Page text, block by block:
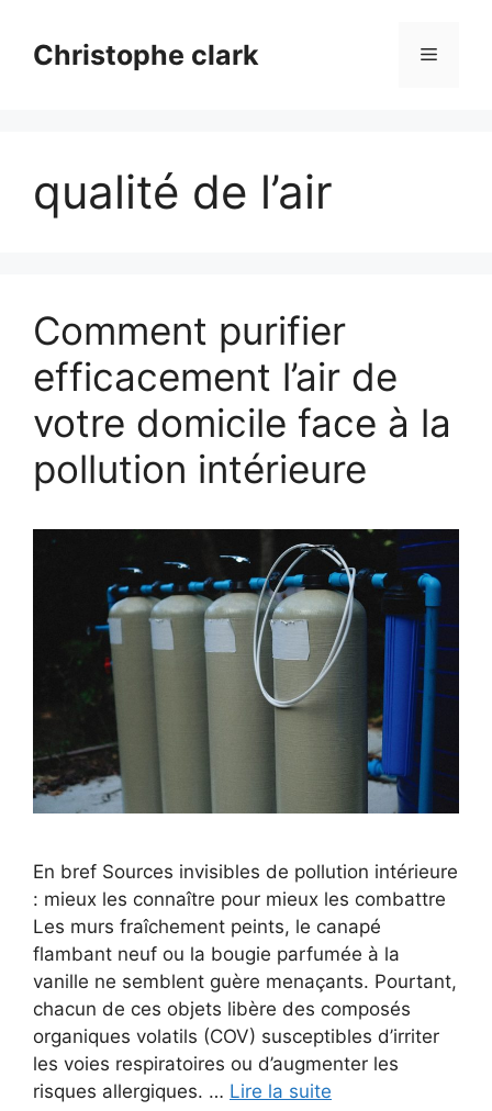
contenuChristophe clark Menu
qualité de l’air
Comment purifier
efficacement l’air de
votre domicile face à la
pollution intérieure
En bref Sources invisibles de pollution intérieure
: mieux les connaître pour mieux les combattre
Les murs fraîchement peints, le canapé
flambant neuf ou la bougie parfumée à la
vanille ne semblent guère menaçants. Pourtant,
chacun de ces objets libère des composés
organiques volatils (COV) susceptibles d’irriter
les voies respiratoires ou d’augmenter les
risques allergiques. … Lire la suite